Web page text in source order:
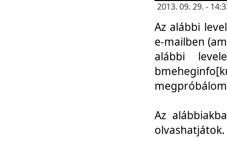
2013. 09. 29. -
Az alábbi
e-mailben
alábbi
Az
olvashatjátok.